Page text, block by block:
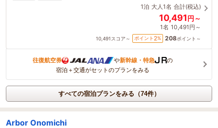
1泊 大人1名 合計(税込)
10,491円～
1名 10,491円～
10,491スコア～ ポイント 2% 208ポイント～
往復航空券 や新幹線・特急
の
宿泊＋交通がセットのプランをみる
すべての宿泊プランをみる（74件）
Arbor Onomichi